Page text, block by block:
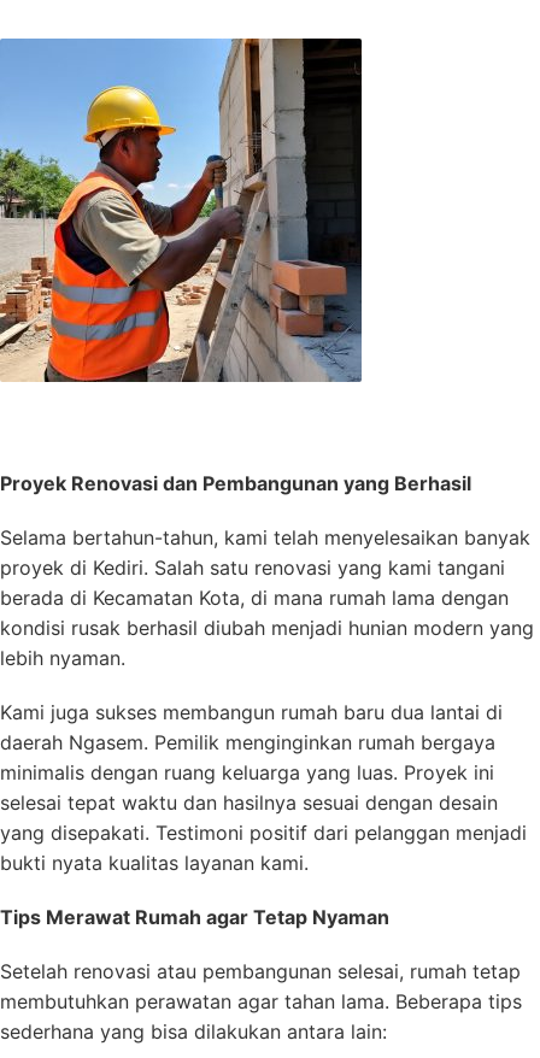
Proyek Renovasi dan Pembangunan yang Berhasil
Selama bertahun-tahun, kami telah menyelesaikan banyak
proyek di Kediri. Salah satu renovasi yang kami tangani
berada di Kecamatan Kota, di mana rumah lama dengan
kondisi rusak berhasil diubah menjadi hunian modern yang
lebih nyaman.
Kami juga sukses membangun rumah baru dua lantai di
daerah Ngasem. Pemilik menginginkan rumah bergaya
minimalis dengan ruang keluarga yang luas. Proyek ini
selesai tepat waktu dan hasilnya sesuai dengan desain
yang disepakati. Testimoni positif dari pelanggan menjadi
bukti nyata kualitas layanan kami.
Tips Merawat Rumah agar Tetap Nyaman
Setelah renovasi atau pembangunan selesai, rumah tetap
membutuhkan perawatan agar tahan lama. Beberapa tips
sederhana yang bisa dilakukan antara lain: